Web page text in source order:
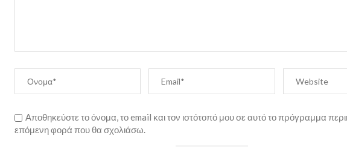
Αποθηκεύστε το όνομα, το email και τον ιστότοπό μου σε αυτό το πρόγραμμα
επόμενη φορά που θα σχολιάσω.